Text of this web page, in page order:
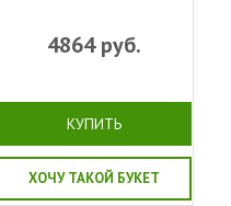
4864руб.
КУПИТЬ
ХОЧУ ТАКОЙ БУКЕТ